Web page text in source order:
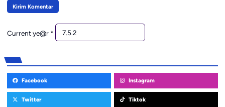
Current ye@r *
Facebook Instagram
Twitter Tiktok